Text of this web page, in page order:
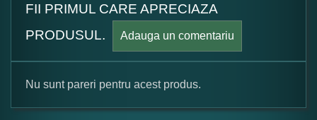
FII PRIMUL CARE APRECIAZA
PRODUSUL.
Adauga un comentariu
Formular pareri client
Nu sunt pareri pentru acest produs.